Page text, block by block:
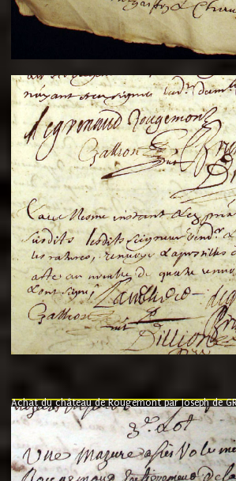
Achat du château de Rougemont par Joseph de
"l'an mil six cent soixante treze le ving
nommé fut présent Messire Claude Guillaume
vend, purement simplement et irrevocablement